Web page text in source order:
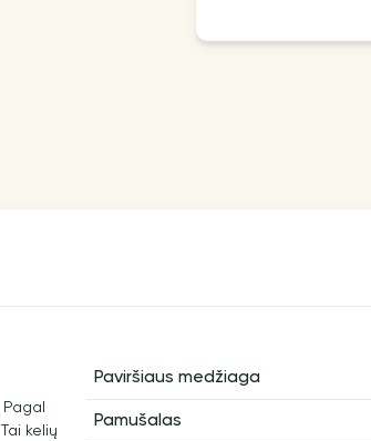
kelių
Paviršiaus medžiaga
Pamušalas